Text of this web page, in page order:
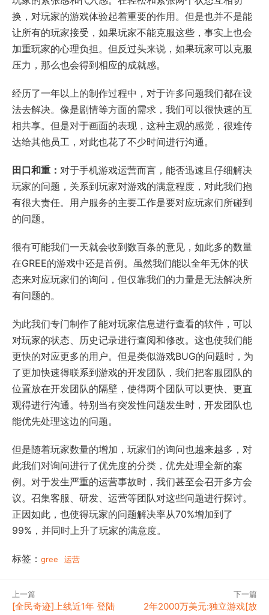
换，对玩家的游戏体验起着重要的作用。但是也并不是能
让所有的玩家接受，如果玩家不能克服这些，事实上也会
加重玩家的心理负担。但反过头来说，如果玩家可以克服
压力，那么也会得到相应的成就感。
经历了一年以上的制作过程中，对于许多问题我们都在设
法去解决。像是剧情等方面的需求，我们可以很快速的互
相共享。但是对于画面的表现，这种主观的感觉，很难传
达给其他员工，对此也花了不少时间进行沟通。
田口和重： 对于手机游戏运营而言，能否迅速且仔细解决
玩家的问题，关系到玩家对游戏的满意程度，对此我们抱
有很大责任。用户服务的主要工作是要对应玩家们所碰到
的问题。
很有可能我们一天就会收到数百条的意见，如此多的数量
在GREE的游戏中还是首例。虽然我们能以全年无休的状
态来对应玩家们的询问，但仅靠我们的力量是无法解决所
有问题的。
为此我们专门制作了能对玩家信息进行查看的软件，可以
对玩家的状态、历史记录进行查阅和修改。这也使我们能
更快的对应更多的用户。但是类似游戏BUG的问题时，为
了更加快速得联系到游戏的开发团队，我们把客服团队的
位置放在开发团队的隔壁，使得两个团队可以更快、更直
观得进行沟通。特别当有突发性问题发生时，开发团队也
能优先处理这边的问题。
但是随着玩家数量的增加，玩家们的询问也越来越多，对
此我们对询问进行了优先度的分类，优先处理全新的案
例。对于发生严重的运营事故时，我们甚至会召开多方会
议。召集客服、研发、运营等团队对这些问题进行探讨。
正因如此，也使得玩家的问题解决率从70%增加到了
99%，并同时上升了玩家的满意度。
标签： gree 运营
上一篇
[全民奇迹]上线近1年 登陆
下一篇
2年2000万美元:独立游戏[放